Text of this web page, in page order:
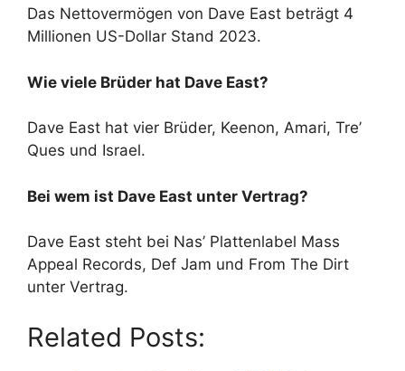
Das Nettovermögen von Dave East beträgt 4
Millionen US-Dollar Stand 2023.
Wie viele Brüder hat Dave East?
Dave East hat vier Brüder, Keenon, Amari, Tre’
Ques und Israel.
Bei wem ist Dave East unter Vertrag?
Dave East steht bei Nas’ Plattenlabel Mass
Appeal Records, Def Jam und From The Dirt
unter Vertrag.
Related Posts: